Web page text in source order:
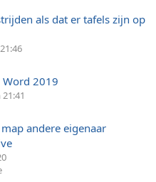
als dat er tafels zijn op
Word 2019
andere eigenaar